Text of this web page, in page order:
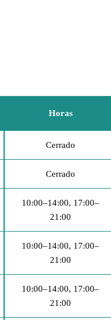
Horas
Cerrado
Cerrado
10:00–14:00, 17:00–
21:00
10:00–14:00, 17:00–
21:00
10:00–14:00, 17:00–
21:00